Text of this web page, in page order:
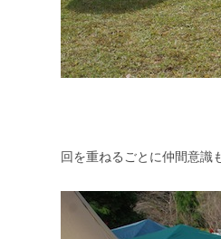
回を重ねるごとに仲間意識